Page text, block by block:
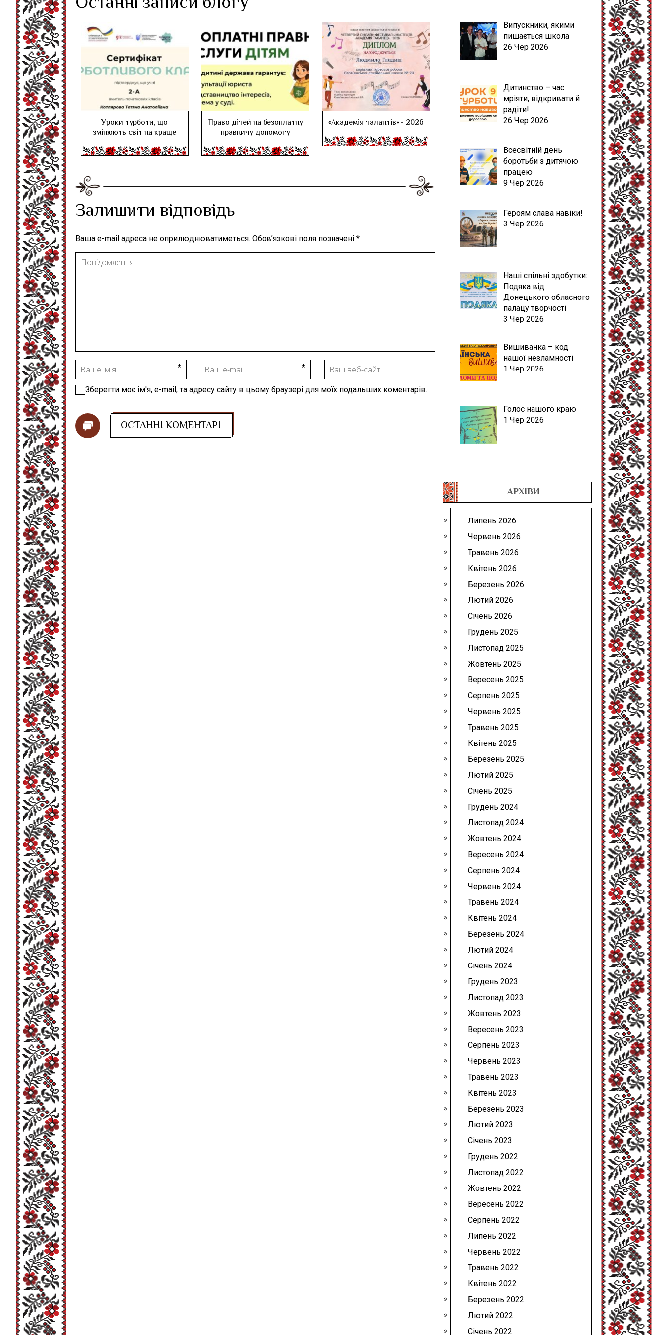
Уроки турботи, що
змінюють світ на краще
Право дітей на безоплатну
правничу допомогу
«Академія талантів» - 2026
Залишити відповідь
Ваша e-mail адреса не оприлюднюватиметься. Обов’язкові поля позначені *
Зберегти моє ім'я, e-mail, та адресу сайту в цьому браузері для моїх подальших коментарів.
Випускники, якими
пишається школа
26 Чер 2026
Дитинство – час
мріяти, відкривати й
радіти!
26 Чер 2026
Всесвітній день
боротьби з дитячою
працею
9 Чер 2026
Героям слава навіки!
3 Чер 2026
Наші спільні здобутки:
Подяка від
Донецького обласного
палацу творчості
3 Чер 2026
Вишиванка – код
нашої незламності
1 Чер 2026
Голос нашого краю
1 Чер 2026
АРХІВИ
Липень 2026
Червень 2026
Травень 2026
Квітень 2026
Березень 2026
Лютий 2026
Січень 2026
Грудень 2025
Листопад 2025
Жовтень 2025
Вересень 2025
Серпень 2025
Червень 2025
Травень 2025
Квітень 2025
Березень 2025
Лютий 2025
Січень 2025
Грудень 2024
Листопад 2024
Жовтень 2024
Вересень 2024
Серпень 2024
Червень 2024
Травень 2024
Квітень 2024
Березень 2024
Лютий 2024
Січень 2024
Грудень 2023
Листопад 2023
Жовтень 2023
Вересень 2023
Серпень 2023
Червень 2023
Травень 2023
Квітень 2023
Березень 2023
Лютий 2023
Січень 2023
Грудень 2022
Листопад 2022
Жовтень 2022
Вересень 2022
Серпень 2022
Липень 2022
Червень 2022
Травень 2022
Квітень 2022
Березень 2022
Лютий 2022
Січень 2022